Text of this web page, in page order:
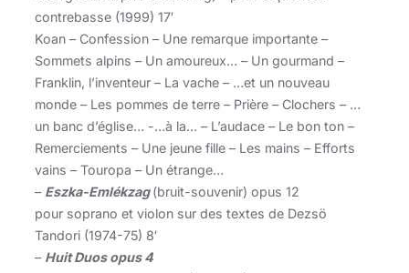
contrebasse (1999) 17′
Koan – Confession – Une remarque importante –
Sommets alpins – Un amoureux… – Un gourmand –
Franklin, l’inventeur – La vache – …et un nouveau
monde – Les pommes de terre – Prière – Clochers – …
un banc d’église… -…à la… – L’audace – Le bon ton –
Remerciements – Une jeune fille – Les mains – Efforts
vains – Touropa – Un étrange…
– Eszka-Emlékzag(bruit-souvenir) opus 12
pour soprano et violon sur des textes de Dezsö
Tandori (1974-75) 8′
– Huit Duos opus 4